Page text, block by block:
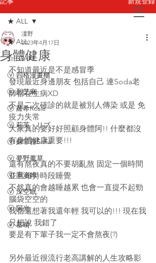
お問い合わせ
★ ALL
☆ STAFF
ⓥ 四格漫畫櫃
ⓥ 烈芝麻
ⓥ 蘿希Rosie
ⓥ 莉芙・リブ
ⓥ 蘇菲蕥Sofia
ⓥ 夢野薰草
ⓥ 庫洛姆
ⓥ 深空眠
ⓥ 阿光
ⓥ 慕晴
★ ALL
身體健康
凜野
2023年4月17日
不知道最近是不是感冒季
發現最近身邊朋友 包括自己 連Soda老
師都在生病XD
不是二次確診的就是被別人傳染 或是 免
疫力失常
大家真的要好好照顧身體阿!! 什麼都沒
有身體健康重要!!!
還有熬夜真的不要胡亂熬 固定一個時間
並且維持時段睡覺
不然真的會越睡越累 也會一直提不起勁
腦袋空空的
我都還想著我還年輕 我可以的!!! 現在我
只想說 我錯了
要是有下輩子我一定不會熬夜(?)
另外最近很流行老高講解的人生攻略影